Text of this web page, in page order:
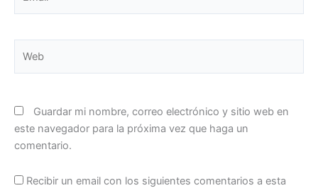
Guardar mi nombre, correo electrónico y sitio web en
este navegador para la próxima vez que haga un
comentario.
Recibir un email con los siguientes comentarios a esta